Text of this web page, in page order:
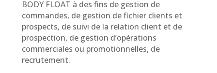
BODY FLOAT à des fins de gestion de
commandes, de gestion de fichier clients et
prospects, de suivi de la relation client et de
prospection, de gestion d’opérations
commerciales ou promotionnelles, de
recrutement.